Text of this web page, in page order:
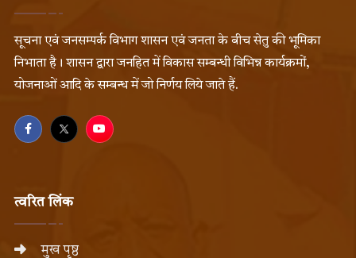
सूचना एवं जनसम्पर्क विभाग शासन एवं जनता के बीच सेतु की भूमिका
निभाता है। शासन द्वारा जनहित में विकास सम्बन्धी विभिन्न कार्यक्रमों,
योजनाओं आदि के सम्बन्ध में जो निर्णय लिये जाते हैं.
त्वरित लिंक
मुख पृष्ठ